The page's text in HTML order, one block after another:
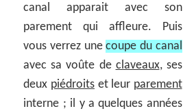
canal apparait avec son
parement qui affleure. Puis
vous verrez unecoupe du canal
avec sa voûte de claveaux, ses
deux piédroitset leur parement
interne ; il y a quelques années